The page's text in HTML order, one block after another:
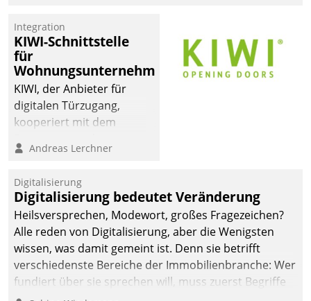
und Beschwerde-Management einen eigenen Kanal
ein.
Integration
KIWI-Schnittstelle
für
Wohnungsunternehmen
KIWI, der Anbieter für
digitalen Türzugang,
kooperiert mit dem
Softwareentwicklungshaus
Andreas Lerchner
Digitalisierung
Digitalisierung bedeutet Veränderung
Heilsversprechen, Modewort, großes Fragezeichen?
Alle reden von Digitalisierung, aber die Wenigsten
wissen, was damit gemeint ist. Denn sie betrifft
verschiedenste Bereiche der Immobilienbranche: Wer
fundiert über sie sprechen will, muss zuerst Begriffe